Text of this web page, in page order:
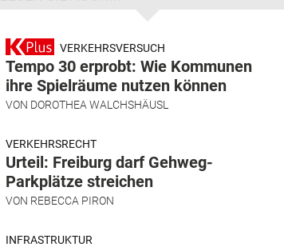
VERKEHRSVERSUCH
Tempo 30 erprobt: Wie Kommunen
ihre Spielräume nutzen können
VON DOROTHEA WALCHSHÄUSL
VERKEHRSRECHT
Urteil: Freiburg darf Gehweg-
Parkplätze streichen
VON REBECCA PIRON
INFRASTRUKTUR